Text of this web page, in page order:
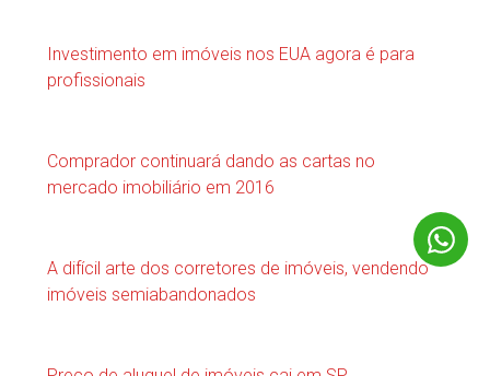
Investimento em imóveis nos EUA agora é para
profissionais
Comprador continuará dando as cartas no
mercado imobiliário em 2016
A difícil arte dos corretores de imóveis, vendendo
imóveis semiabandonados